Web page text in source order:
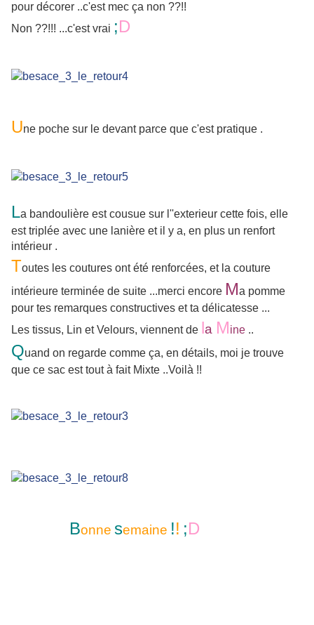
pour décorer ..c'est mec ça non ??!!
Non ??!!! ...c'est vrai ;D
Une poche sur le devant parce que c'est pratique .
La bandoulière est cousue sur l''exterieur cette fois, elle
est triplée avec une lanière et il y a, en plus un renfort
intérieur .
Toutes les coutures ont été renforcées, et la couture
intérieure terminée de suite ...merci encore Ma pomme
pour tes remarques constructives et ta délicatesse ...
Les tissus, Lin et Velours, viennent de la Mine ..
Quand on regarde comme ça, en détails, moi je trouve
que ce sac est tout à fait Mixte ..Voilà !!
Bonne semaine !! ;D